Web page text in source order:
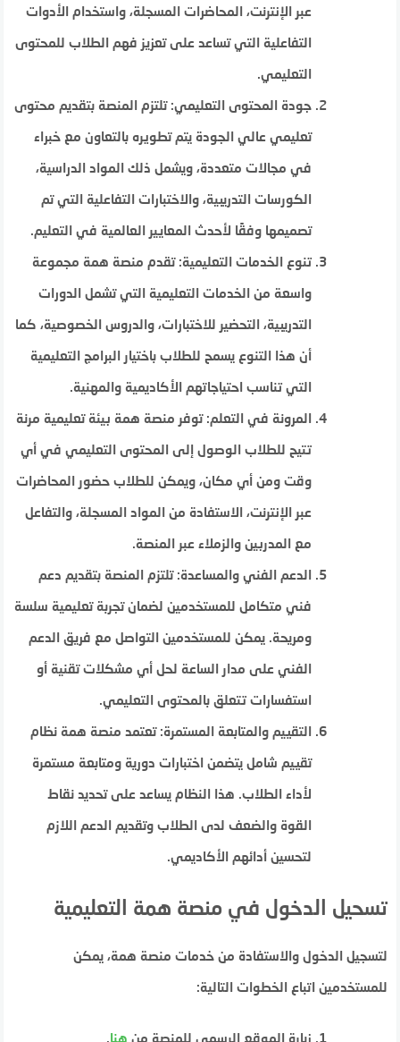
عبر الإنترنت، المحاضرات المسجلة، واستخدام الأدوات
التفاعلية التي تساعد على تعزيز فهم الطلاب للمحتوى
التعليمي.
جودة المحتوى التعليمي: تلتزم المنصة بتقديم محتوى
تعليمي عالي الجودة يتم تطويره بالتعاون مع خبراء
في مجالات متعددة، ويشمل ذلك المواد الدراسية،
الكورسات التدريبية، والاختبارات التفاعلية التي تم
تصميمها وفقًا لأحدث المعايير العالمية في التعليم.
تنوع الخدمات التعليمية: تقدم منصة همة مجموعة
واسعة من الخدمات التعليمية التي تشمل الدورات
التدريبية، التحضير للاختبارات، والدروس الخصوصية، كما
أن هذا التنوع يسمح للطلاب باختيار البرامج التعليمية
التي تناسب احتياجاتهم الأكاديمية والمهنية.
المرونة في التعلم: توفر منصة همة بيئة تعليمية مرنة
تتيح للطلاب الوصول إلى المحتوى التعليمي في أي
وقت ومن أي مكان، ويمكن للطلاب حضور المحاضرات
عبر الإنترنت، الاستفادة من المواد المسجلة، والتفاعل
مع المدربين والزملاء عبر المنصة.
الدعم الفني والمساعدة: تلتزم المنصة بتقديم دعم
فني متكامل للمستخدمين لضمان تجربة تعليمية سلسة
ومريحة. يمكن للمستخدمين التواصل مع فريق الدعم
الفني على مدار الساعة لحل أي مشكلات تقنية أو
استفسارات تتعلق بالمحتوى التعليمي.
التقييم والمتابعة المستمرة: تعتمد منصة همة نظام
تقييم شامل يتضمن اختبارات دورية ومتابعة مستمرة
لأداء الطلاب. هذا النظام يساعد على تحديد نقاط
القوة والضعف لدى الطلاب وتقديم الدعم اللازم
لتحسين أدائهم الأكاديمي.
تسحيل الدخول في منصة همة التعليمية
لتسجيل الدخول والاستفادة من خدمات منصة همة، يمكن
للمستخدمين اتباع الخطوات التالية:
زيارة الموقع الرسمي للمنصة من هنا.